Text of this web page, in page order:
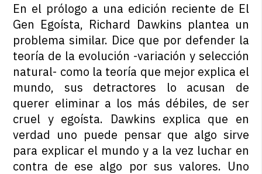
En el prólogo a una edición reciente de El
Gen Egoísta, Richard Dawkins plantea un
problema similar. Dice que por defender la
teoría de la evolución -variación y selección
natural- como la teoría que mejor explica el
mundo, sus detractores lo acusan de
querer eliminar a los más débiles, de ser
cruel y egoísta. Dawkins explica que en
verdad uno puede pensar que algo sirve
para explicar el mundo y a la vez luchar en
contra de ese algo por sus valores. Uno